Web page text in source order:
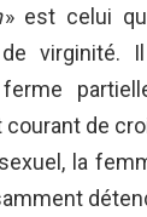
» est celui
de virginité.
de
la